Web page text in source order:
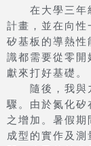
在大學三年級
計畫，並在向
矽基板的導熱性
識都需要從零開
獻來打好基礎。
隨後，我與九
驟。由於氮化矽
之增加。暑假期
成型的實作及